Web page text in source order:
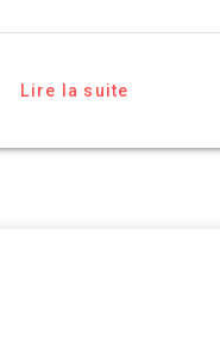
Lire la suite